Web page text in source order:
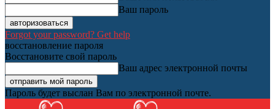
Ваш пароль
Forgot your password? Get help
восстановление пароля
Восстановите свой пароль
Ваш адрес электронной почты
Пароль будет выслан Вам по электронной почте.